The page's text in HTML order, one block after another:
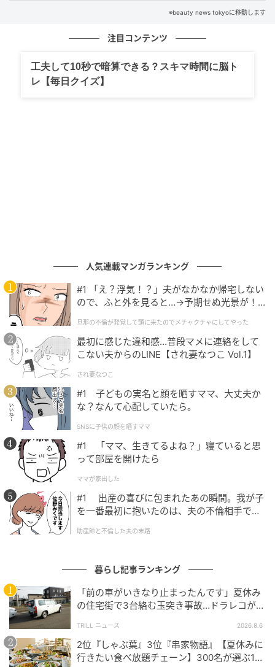
（３）“収納グッズを増やしすぎない”ことも大
片付けようとして収納ケースを増やした結果、逆にキ
ッチンが窮屈に見えてしまうケースも少なくありませ
news tokyo編集部＞ ※画像は生成AIで作成しています
※本記事は整理収納アドバイザー・インテリアコーデ
ィネートに関する知見を参考に、編集部が構成してい
ます
元記事で読む
次の記事
なぜか散らからない家はここが違う。今すぐ
真似したい「収納アイデア」３選
の記事をもっとみる
※beauty news tokyoに移動します
注目コンテンツ
工夫して10秒で暗算できる？スキマ時間に脳ト
レ【毎日クイズ】
人気連載マンガランキング
#1 「え？浮気！？」夫がなかなか帰宅しない
ので、ふと外を見ると…→予期せぬ光景が！
クチャにしてやった
旦那の不倫が発覚して頭に来たのでメチャクチャにしてやった
最初に感じた違和感…普段マメに連絡をして
こない夫からのLINE【され妻なつこ Vol.1】
され妻なつこ
#1 子どもの実名と顔を晒すママ、大丈夫か
な？なんて心配していたら。
SNSに子供の顔を晒すママ
#1 「ママ、生きてるよね？」寝ていると思
って部屋を開けたら
ママが家出した
#1 出産の喜びに包まれたあの瞬間。我が子
を一番最初に抱いたのは、夫の不倫相手でし
助産師と不倫した夫の末路
暮らし記事ランキング
「前の車がいきなり止まったんです」夏休み
の住宅街で3台絡む玉突き事故…ドラレコが捉
TRILL ニュース 2026.8.6
2位『しゃぶ葉』3位『串家物語』【夏休みに
行きたい食べ放題チェーン】300名が選ぶ1位